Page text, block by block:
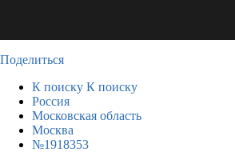
Поделиться
К поиску К поиску
Россия
Московская область
Москва
№1918353